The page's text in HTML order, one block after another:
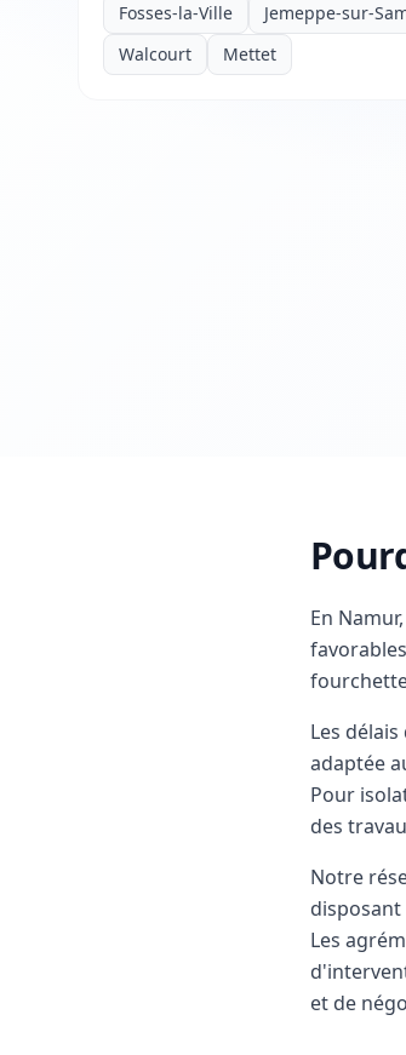
Fosses-la-Ville
Jemeppe-sur-
Walcourt
Mettet
En
Les
adaptée
Pour
des
Notre
Les
et de